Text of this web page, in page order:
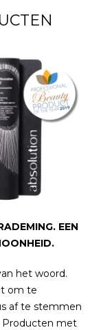
EEN
het woord.
om te
af te stemmen
Producten met